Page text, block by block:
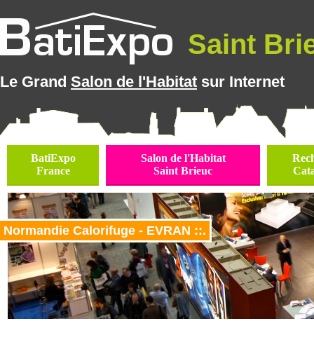
Saint
Le Grand Salon de l'Habitat sur Internet
BatiExpo
France
Salon de l'Habitat
Saint Brieuc
Normandie Calorifuge - EVRAN ::.